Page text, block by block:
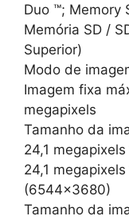
Duo ™; Memory
Memória SD /
Superior)
Modo de
Imagem fixa
megapixels
Tamanho da
24,1
24,1
(6544×3680)
Tamanho da